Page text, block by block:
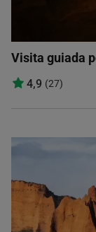
Visita guiada
4,9 (27)